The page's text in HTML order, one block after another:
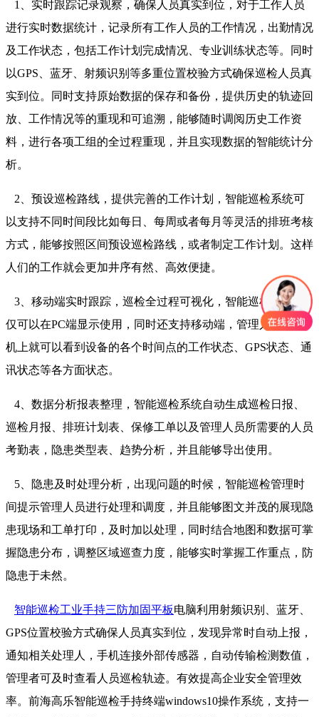
1、实时跟踪记录观察，确保人员真实到位，对于工作人员
进行实时数据统计，记录所有工作人员的工作情况，出勤情况
及工作状态，包括工作计划完成情况、专业训练状态等。同时
以GPS、蓝牙、射频识别等多重位置校验方式确保巡检人员真
实到位。同时支持原始数据的保存和备份，提供历史的轨迹回
放、工作情况等的重现和可追溯，能够随时调阅历史工作资
料，进行各项工组的全过程重现，并且实现数据的智能统计分
析。
2、预设巡检路线，提供完善的工作计划，智能巡检系统可
以支持不同时间段比如每日、每周或者每月等灵活的排班考核
方式，能够按照区间预设巡检路线，或者制定工作计划。这样
人们的工作就会更加井序有然、高效便捷。
3、移动端实时跟踪，巡检全过程可视化，智能巡检系统不
仅可以在PC端显示使用，同时还支持移动端，管理人员在手
机上就可以看到设备的各个时间点的工作状态、GPS状态、通
讯状态等各方面状态。
4、数据分析报表整理，智能巡检系统自动生成巡检日报、
巡检月报、排班计划表、保修工单以及管理人员所需要的人员
考勤表，隐患类型表、趋势分析，并且能够导出使用。
5、隐患及时处理分析，出现问题的时候，智能巡检管理时
间提示管理人员进行处理和调度，并且能够图文并茂的展现隐
患现场和工单打印，及时加以处理，同时结合地图和数据可掌
握隐患分布，调整区域巡查力度，能够实时掌握工作重点，防
隐患于未然。
智能巡检工业手持三防加固平板电脑利用射频识别、蓝牙、
GPS位置校验方式确保人员真实到位，发现异常时自动上报，
通知相关处理人，手机连接外部传感器，自动传输检测数值，
管理者可及时查看人员巡检轨迹。有效提高企业安全管理效
率。前海高乐智能巡检手持终端windows10操作系统，支持一